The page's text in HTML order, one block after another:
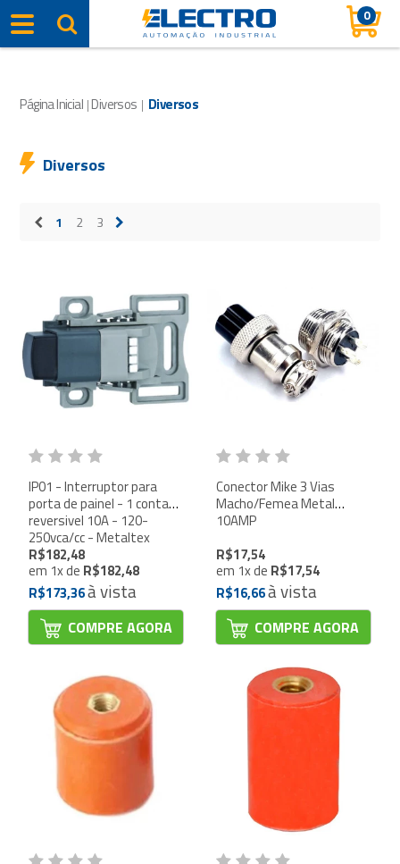
0
Página Inicial |Diversos | Diversos
Diversos
1 2 3
IP01 - Interruptor para
porta de painel - 1 contato
reversivel 10A - 120-
250vca/cc - Metaltex
R$182,48
em 1xde R$182,48
R$173,36à vista
COMPRE AGORA
Conector Mike 3 Vias
Macho/Femea Metal
10AMP
R$17,54
em 1xde R$17,54
R$16,66à vista
COMPRE AGORA